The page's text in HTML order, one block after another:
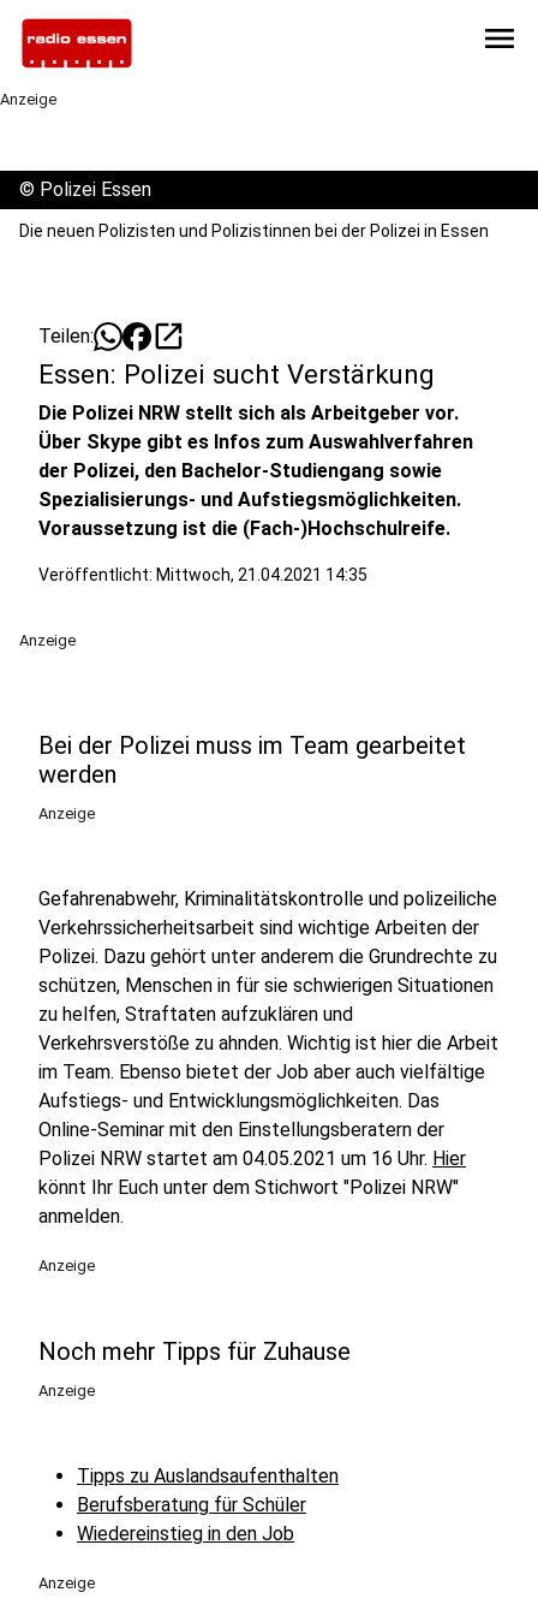
menu
Anzeige
© Polizei Essen
Die neuen Polizisten und Polizistinnen bei der Polizei in Essen
Teilen: open_in_new
Essen: Polizei sucht Verstärkung
Die Polizei NRW stellt sich als Arbeitgeber vor.
Über Skype gibt es Infos zum Auswahlverfahren
der Polizei, den Bachelor-Studiengang sowie
Spezialisierungs- und Aufstiegsmöglichkeiten.
Voraussetzung ist die (Fach-)Hochschulreife.
Veröffentlicht: Mittwoch, 21.04.2021 14:35
Anzeige
Bei der Polizei muss im Team gearbeitet
werden
Anzeige
Gefahrenabwehr, Kriminalitätskontrolle und polizeiliche
Verkehrssicherheitsarbeit sind wichtige Arbeiten der
Polizei. Dazu gehört unter anderem die Grundrechte zu
schützen, Menschen in für sie schwierigen Situationen
zu helfen, Straftaten aufzuklären und
Verkehrsverstöße zu ahnden. Wichtig ist hier die Arbeit
im Team. Ebenso bietet der Job aber auch vielfältige
Aufstiegs- und Entwicklungsmöglichkeiten. Das
Online-Seminar mit den Einstellungsberatern der
Polizei NRW startet am 04.05.2021 um 16 Uhr. Hier
könnt Ihr Euch unter dem Stichwort "Polizei NRW"
anmelden.
Anzeige
Noch mehr Tipps für Zuhause
Anzeige
Tipps zu Auslandsaufenthalten
Berufsberatung für Schüler
Wiedereinstieg in den Job
Anzeige